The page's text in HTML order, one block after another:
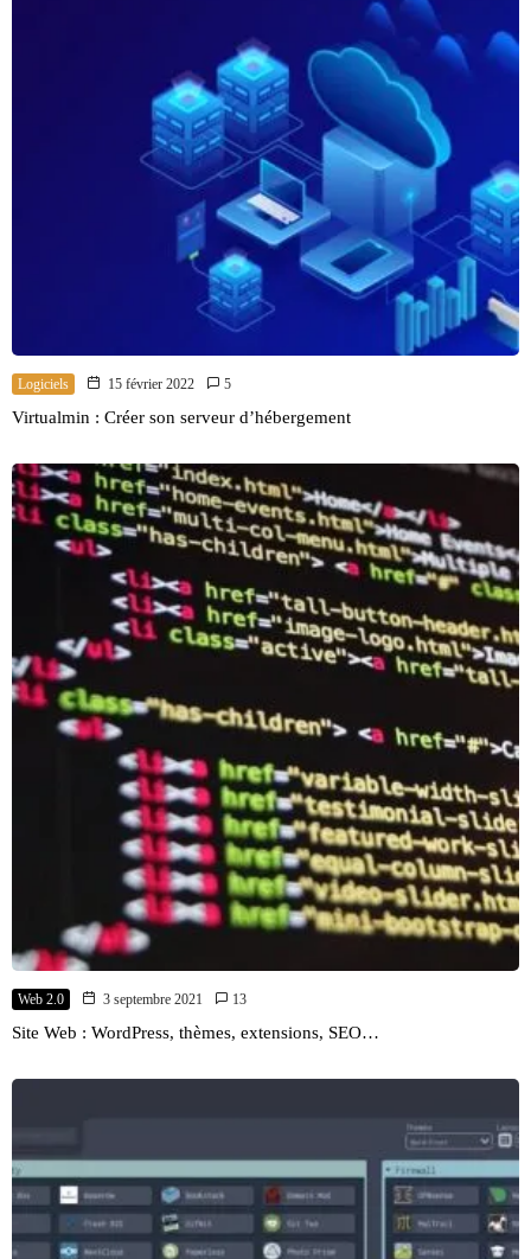
Logiciels 15 février 2022 5
Virtualmin : Créer son serveur d’hébergement
Web 2.0 3 septembre 2021 13
Site Web : WordPress, thèmes, extensions, SEO…